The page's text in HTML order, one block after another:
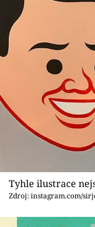
Tyhle ilustrace
Zdroj: instagram.com/